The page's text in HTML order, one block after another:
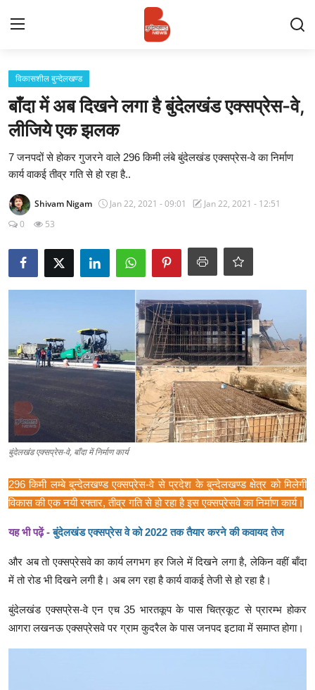
Login
Contact
प्रमुख ख़बर
राज्य
बुन्देलखण्ड
वीडियो
स्पोर्ट्स
मनोरंजन
गैलरी
विकासशील बुन्देलखण्ड
बाँदा में अब दिखने लगा है बुंदेलखंड एक्सप्रेस-वे,
लीजिये एक झलक
7 जनपदों से होकर गुजरने वाले 296 किमी लंबे बुंदेलखंड एक्सप्रेस-वे का निर्माण
कार्य वाकई तीव्र गति से हो रहा है..
Shivam Nigam Jan 22, 2021 - 09:01
Jan 22, 2021 - 12:51
0
53
बुंदेलखंड एक्सप्रेस-वे, बाँदा में निर्माण कार्य
296 किमी लम्बे बुन्देलखण्ड एक्सप्रेस-वे से प्रदेश के बुन्देलखण्ड क्षेत्र को मिलेगी
विकास की एक नयी रफ्तार, तीव्र गति से हो रहा है इस एक्सप्रेसवे का निर्माण कार्य।
यह भी पढ़ें - बुंदेलखंड एक्सप्रेस वे को 2022 तक तैयार करने की कवायद तेज
और अब तो एक्सप्रेसवे का कार्य लगभग हर जिले में दिखने लगा है, लेकिन वहीं बाँदा
में तो रोड भी दिखने लगी है। अब लग रहा है कार्य वाकई तेजी से हो रहा है।
बुंदेलखंड एक्सप्रेस-वे एन एच 35 भारतकूप के पास चित्रकूट से प्रारम्भ होकर
आगरा लखनऊ एक्सप्रेसवे पर ग्राम कुदरैल के पास जनपद इटावा में समाप्त होगा।